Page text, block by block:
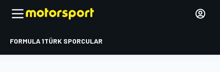
FORMULA 1TÜRK SPORCULAR